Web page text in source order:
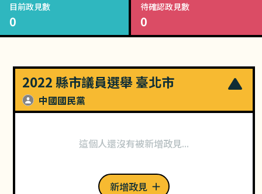
目前政見數
0
待確認政見數
0
2022 縣市議員選舉 臺北市
中國國民黨
這個人還沒有被新增政見...
新增政見